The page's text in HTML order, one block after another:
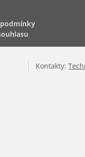
Kontakty: